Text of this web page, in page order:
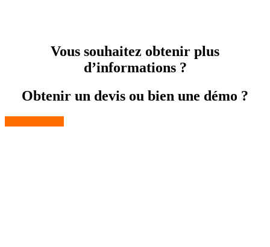
Vous souhaitez obtenir plus
d’informations ?
Obtenir un devis ou bien une démo ?